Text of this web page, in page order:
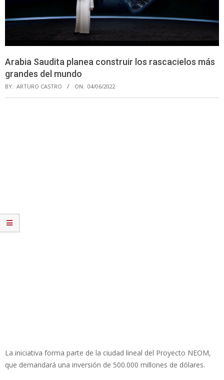
Arabia Saudita planea construir los rascacielos más
grandes del mundo
BY: ARTURO CASTRO ON: 04/06/2022
La iniciativa forma parte de la ciudad lineal del Proyecto NEOM,
que demandará una inversión de 500.000 millones de dólares.